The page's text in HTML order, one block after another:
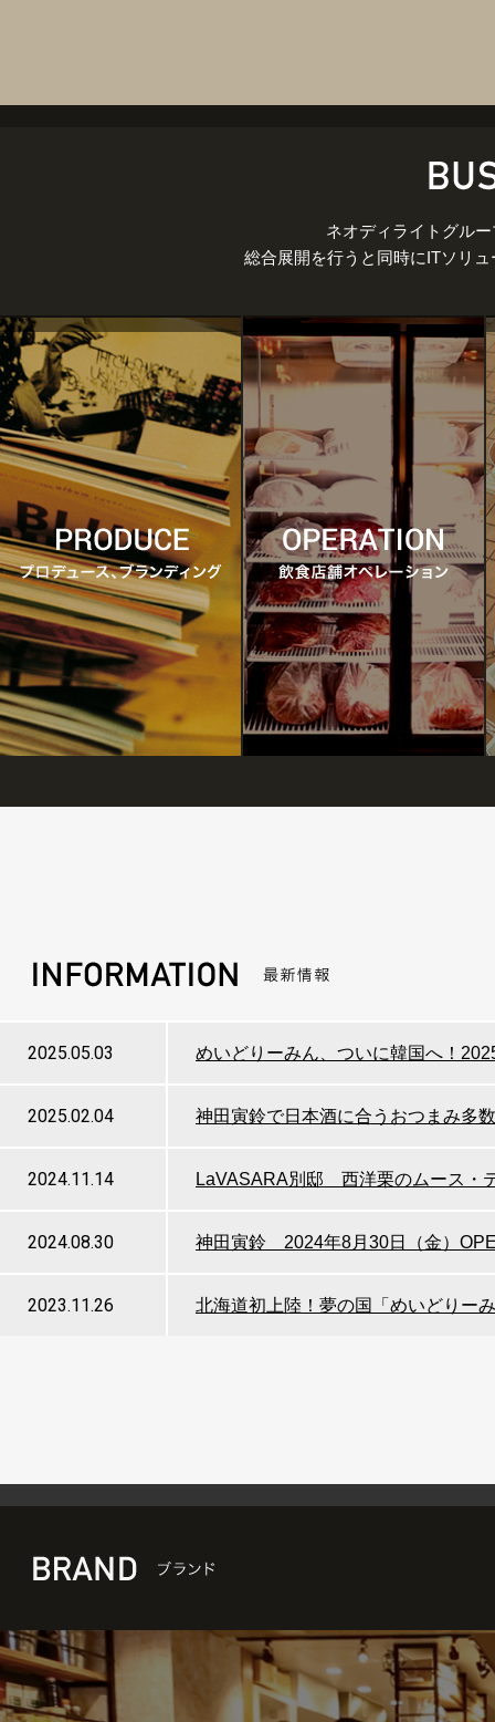
ネオディライトグル
総合展開を行うと同時にITソリ
2025.05.03 めいどりーみん、ついに韓国へ！
2025.02.04 神田寅鈴で日本酒に合うおつまみ多
2024.11.14 LaVASARA別邸 西洋栗のムース・
2024.08.30 神田寅鈴 2024年8月30日（金）
2023.11.26 北海道初上陸！夢の国「めいどりー